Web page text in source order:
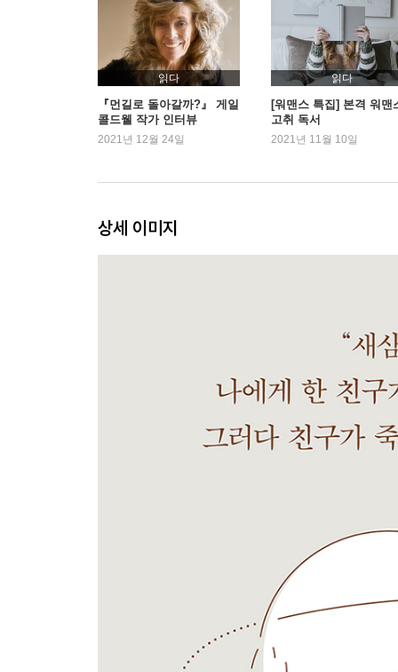
읽다
『먼길로 돌아갈까?』 게일
콜드웰 작가 인터뷰
2021년 12월 24일
읽다
[워맨스 특집] 본격 워맨
고취 독서
2021년 11월 10일
상세 이미지